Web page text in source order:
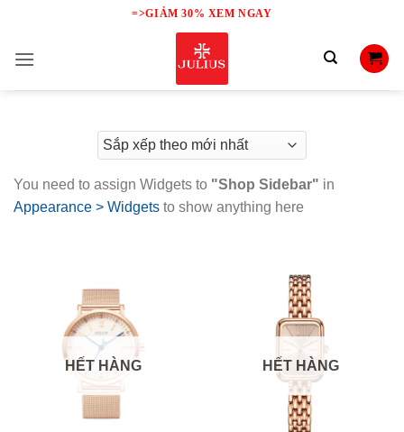
content
=>GIẢM 30% XEM NGAY
You need to assign Widgets to "Shop Sidebar" in
Appearance > Widgets to show anything here
HẾT HÀNG HẾT HÀNG